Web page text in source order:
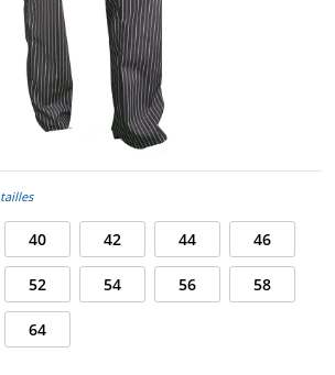
40 42 44 46
52 54 56 58
64